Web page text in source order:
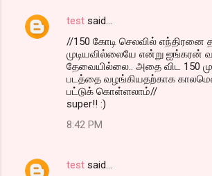
test said…
//150 கோடி செலவில் எந்திரனை
முடியவில்லையே என்று ஐங்கரன்
தேவையில்லை.. அதை விட 150
படத்தை வழங்கியதற்காக
பட்டுக் கொள்ளலாம்//
super!! :)
8:42 PM
test said…